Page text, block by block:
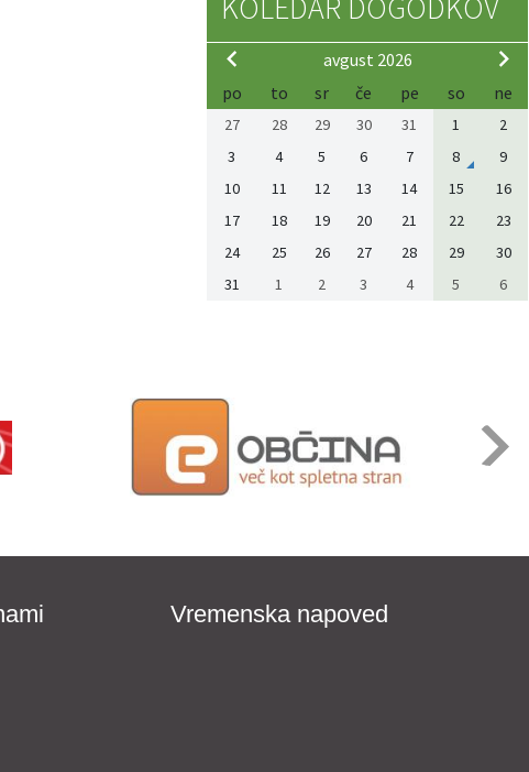
KOLEDAR DOGODKOV
avgust 2026
po
to sr če pe so ne
27 28 29 30 31 1
2
3
4 5 6 7 8
9
10
11 12 13 14 15
16
17
18 19 20 21 22
23
24
25 26 27 28 29
30
31
1 2 3 4 5 6
Vremenska napoved